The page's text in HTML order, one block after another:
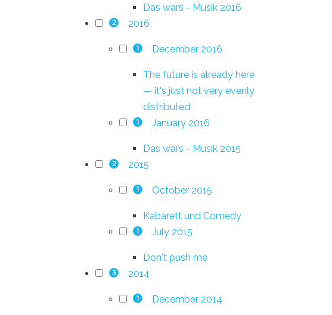
Das wars - Musik 2016
2 2016
1 December 2016
The future is already here
— it's just not very evenly
distributed
1 January 2016
Das wars - Musik 2015
2 2015
1 October 2015
Kabarett und Comedy
1 July 2015
Don't push me
3 2014
1 December 2014